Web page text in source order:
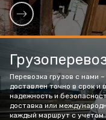
Перевозка грузов с нами
доставлен точно в срок и
надежность и
доставка или
каждый маршрут с учетом